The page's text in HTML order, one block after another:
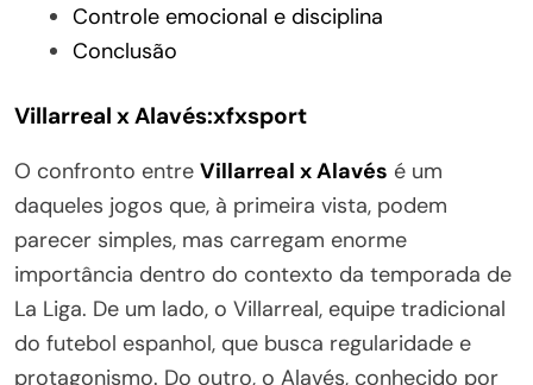
Controle emocional e disciplina
Conclusão
Villarreal x Alavés:xfxsport
O confronto entre Villarreal x Alavés é um
daqueles jogos que, à primeira vista, podem
parecer simples, mas carregam enorme
importância dentro do contexto da temporada de
La Liga. De um lado, o Villarreal, equipe tradicional
do futebol espanhol, que busca regularidade e
protagonismo. Do outro, o Alavés, conhecido por